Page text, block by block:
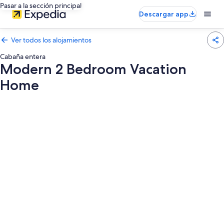
Pasar a la sección principal
Descargar app
Ver todos los alojamientos
Cabaña entera
Modern 2 Bedroom Vacation
Home